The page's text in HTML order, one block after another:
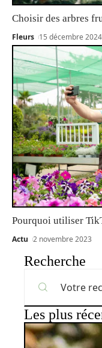
Choisir des arbres
Fleurs 15 décembre 2024
Pourquoi utiliser
Actu 2 novembre 2023
Recherche
Les plus